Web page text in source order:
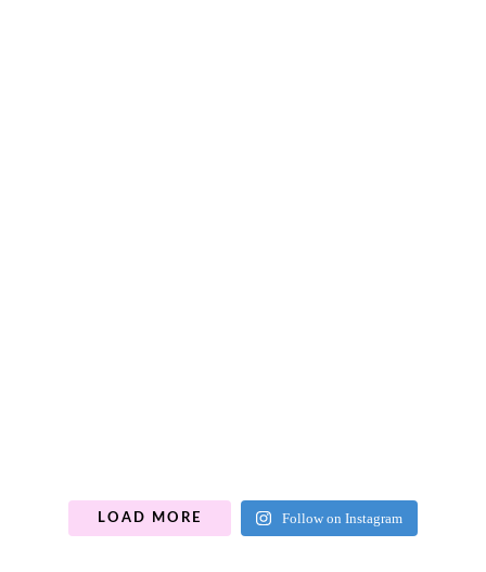
LOAD MORE Follow on Instagram